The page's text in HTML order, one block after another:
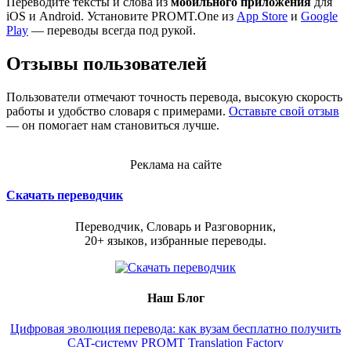
iOS и Android. Установите PROMT.One из App Store и Google
Play — переводы всегда под рукой.
Отзывы пользователей
Пользователи отмечают точность перевода, высокую скорость
работы и удобство словаря с примерами. Оставьте свой отзыв
— он помогает нам становиться лучше.
Реклама на сайте
Скачать переводчик
Переводчик, Словарь и Разговорник,
20+ языков, избранные переводы.
Наш Блог
Цифровая эволюция перевода: как вузам бесплатно получить
CAT-систему PROMT Translation Factory